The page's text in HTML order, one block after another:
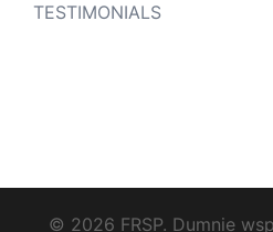
TESTIMONIALS
© 2026 FRSP. Dumnie